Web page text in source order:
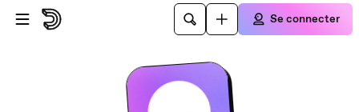
Passer au contenu principal
Se connecter